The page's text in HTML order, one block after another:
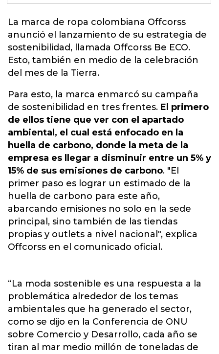
La marca de ropa colombiana Offcorss
anunció el lanzamiento de su estrategia de
sostenibilidad, llamada Offcorss Be ECO.
Esto, también en medio de la celebración
del mes de la Tierra.
Para esto, la marca enmarcó su campaña
de sostenibilidad en tres frentes. El primero
de ellos tiene que ver con el apartado
ambiental, el cual está enfocado en la
huella de carbono, donde la meta de la
empresa es llegar a disminuir entre un 5% y
15% de sus emisiones de carbono. "El
primer paso es lograr un estimado de la
huella de carbono para este año,
abarcando emisiones no solo en la sede
principal, sino también de las tiendas
propias y outlets a nivel nacional", explica
Offcorss en el comunicado oficial.
“La moda sostenible es una respuesta a la
problemática alrededor de los temas
ambientales que ha generado el sector,
como se dijo en la Conferencia de ONU
sobre Comercio y Desarrollo, cada año se
tiran al mar medio millón de toneladas de